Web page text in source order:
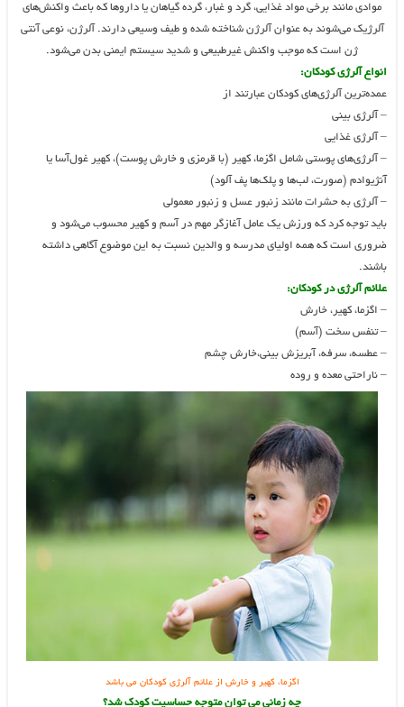
موادی مانند برخی مواد غذایی، گرد و غبار، گرده گیاهان یا داروها که باعث واکنش‌های
آلرژیک می‌شوند به عنوان آلرژن شناخته شده و طیف وسیعی دارند. آلرژن، نوعی آنتی‌
ژن است که موجب واکنش غیرطبیعی و شدید سیستم ایمنی بدن می‌شود.
انواع آلرژی کودکان:
عمده‌ترین آلرژی‌های کودکان عبارتند از
– آلرژی بینی
– آلرژی غذایی
– آلرژی‌های پوستی شامل اگزما، کهیر (با قرمزی و خارش پوست)، کهیر غول‌آسا یا
آنژیوادم (صورت، لب‌ها و پلک‌ها پف آلود)
– آلرژی به حشرات مانند زنبور عسل و زنبور معمولی
باید توجه کرد که ورزش یک عامل آغازگر مهم در آسم و کهیر محسوب می‌شود و
ضروری است که همه اولیای مدرسه و والدین نسبت به این موضوع آگاهی داشته
باشند.
علائم آلرژی در کودکان:
– اگزما، کهیر، خارش
– تنفس سخت (آسم)
– عطسه، سرفه، آبریزش بینی،خارش چشم
– ناراحتی معده و روده
اگزما، کهیر و خارش از علائم آلرژی کودکان می باشد
چه زمانی می توان متوجه حساسیت کودک شد؟